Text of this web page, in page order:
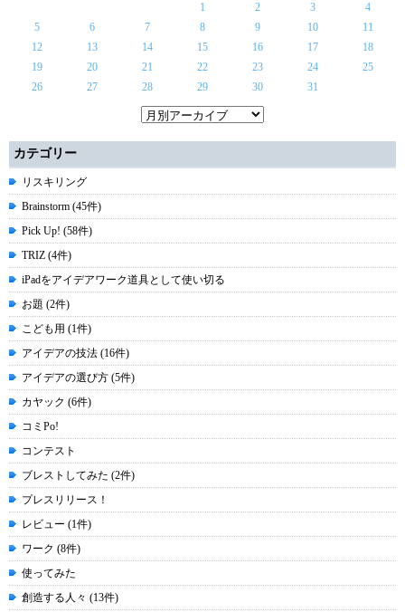
1
2 3
4
5
6 7 8 9 10
11
12
13 14 15 16 17
18
19
20 21 22 23 24
25
26
27 28 29 30 31
カテゴリー
リスキリング
Brainstorm (45件)
Pick Up! (58件)
TRIZ (4件)
iPadをアイデアワーク道具として使い切る
お題 (2件)
こども用 (1件)
アイデアの技法 (16件)
アイデアの選び方 (5件)
カヤック (6件)
コミPo!
コンテスト
ブレストしてみた (2件)
プレスリリース！
レビュー (1件)
ワーク (8件)
使ってみた
創造する人々 (13件)